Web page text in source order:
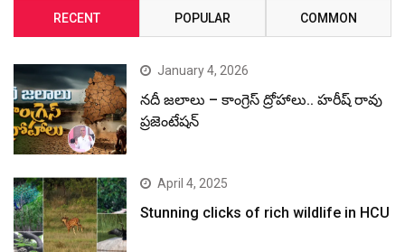
RECENT POPULAR COMMON
January 4, 2026
నదీ జలాలు – కాంగ్రెస్ ద్రోహాలు.. హరీష్ రావు
ప్రజెంటేషన్
April 4, 2025
Stunning clicks of rich wildlife in HCU